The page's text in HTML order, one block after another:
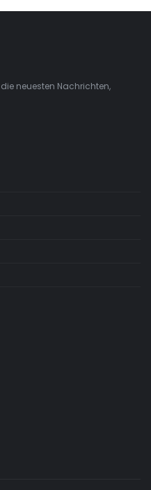
neuesten Nachrichten,